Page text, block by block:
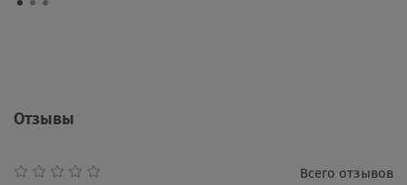
Отзывы
Всего отзывов